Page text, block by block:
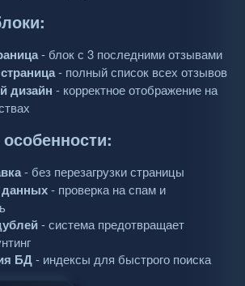
- блок с 3 последними отзывами
- полный список всех отзывов
дизайн - корректное отображение на
- без перезагрузки страницы
- проверка на спам и
- система предотвращает
БД- индексы для быстрого поиска